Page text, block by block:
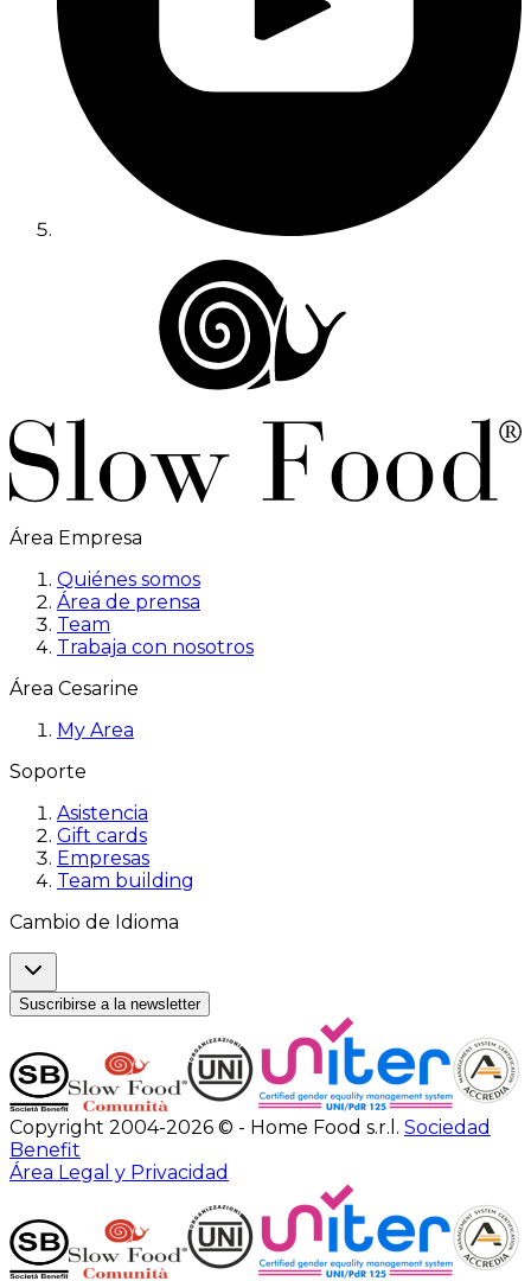
Área Empresa
Quiénes somos
Área de prensa
Team
Trabaja con nosotros
Área Cesarine
My Area
Soporte
Asistencia
Gift cards
Empresas
Team building
Cambio de Idioma
Suscribirse a la newsletter
Copyright 2004-2026 © - Home Food s.r.l. Sociedad
Benefit
Área Legal y Privacidad